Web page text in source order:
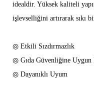
idealdir. Yüksek kaliteli
işlevselliğini artırarak sıkı
◎ Etkili Sızdırmazlık
◎ Gıda Güvenliğine Uygun
◎ Dayanıklı Uyum